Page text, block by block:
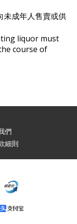
未成年人售賣或供
liquor must
course of
們
細則